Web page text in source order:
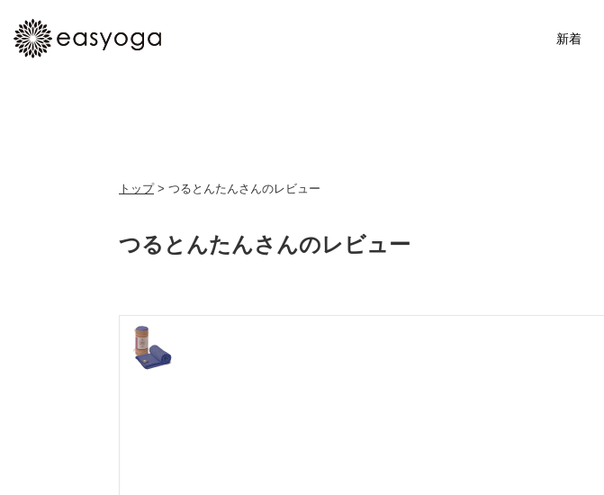
新着
トップ> つるとんたんさんのレビュー
つるとんたんさんのレビュー